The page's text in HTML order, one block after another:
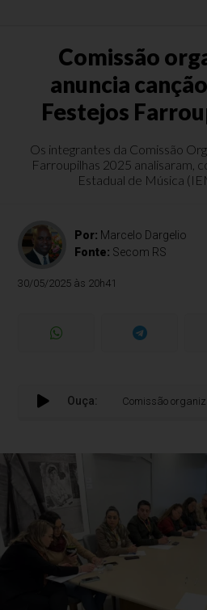
Comissão
anuncia
Festejos
Os integrantes da Comissão
Farroupilhas 2025 analisaram,
Estadual de Música
Por: Marcelo Dargelio
Fonte: Secom RS
30/05/2025 às 20h41
Ouça: Comissão